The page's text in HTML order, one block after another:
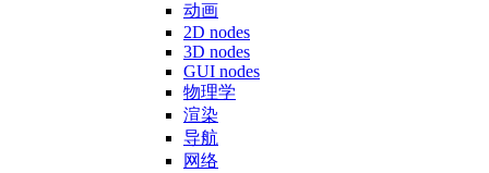
动画
2D nodes
3D nodes
GUI nodes
物理学
渲染
导航
网络